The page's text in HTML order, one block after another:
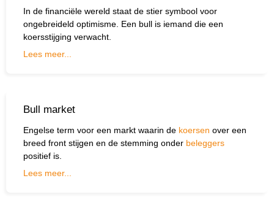
In de financiële wereld staat de stier symbool voor
ongebreideld optimisme. Een bull is iemand die een
koersstijging verwacht.
Lees meer...
Bull market
Engelse term voor een markt waarin de koersen over een
breed front stijgen en de stemming onder beleggers
positief is.
Lees meer...